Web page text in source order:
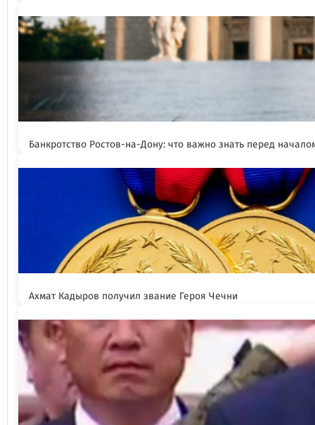
Банкротство Ростов-на-Дону: что важно знать перед
Ахмат Кадыров получил звание Героя Чечни